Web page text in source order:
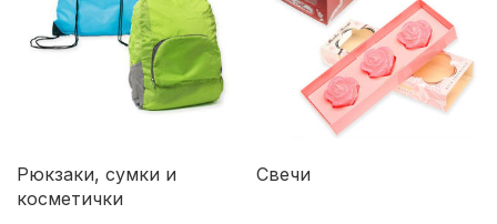
Рюкзаки, сумки и
косметички
Свечи